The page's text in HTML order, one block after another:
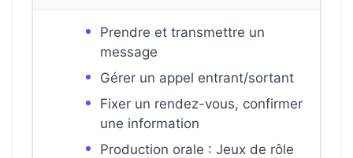
Prendre et transmettre un
message
Gérer un appel entrant/sortant
Fixer un rendez-vous, confirmer
une information
Production orale : Jeux de rôle